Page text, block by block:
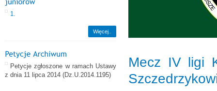
1.
Więcej..
Petycje zgłoszone w ramach Ustawy
z dnia 11 lipca 2014 (Dz.U.2014.1195)
Mecz IV ligi